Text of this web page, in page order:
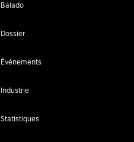
Balado
Dossier
Événements
Industrie
Statistiques